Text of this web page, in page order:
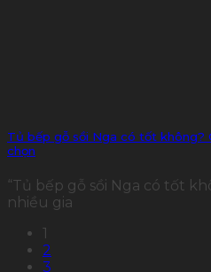
Tủ bếp gỗ sồi Nga có tốt không?
chọn
“Tủ bếp gỗ sồi Nga có tốt
nhiều gia
1
2
3